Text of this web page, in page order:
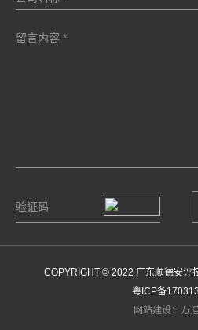
COPYRIGHT © 2022 广东顺德安评
粤ICP备
网站建设：万